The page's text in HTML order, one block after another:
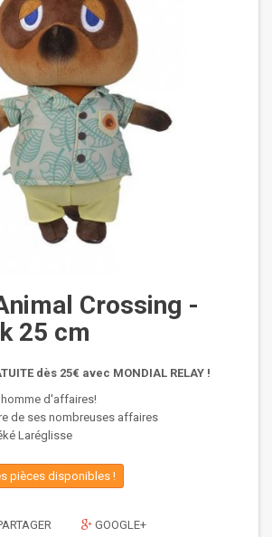
Crossing -
25 cm
dès 25€ avec MONDIAL RELAY !
d'affaires!
de ses nombreuses affaires
Laréglisse
pièces disponibles !
GOOGLE+